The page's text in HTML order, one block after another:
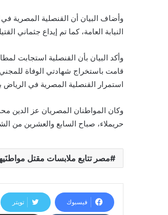
وأضاف البيان أن القنصلية المصرية في
النيابة العامة، كما تم إيداع جثماني
وأكد البيان بأن القنصلية استجابت
قامت باستخراج شهادتي الوفاة
استمرار القنصلية المصرية في الرياض
وكان المواطنان المصريان عز الدين
حريملاء، صباح السابع والعشرين من
مصر تتابع ملابسات مقتل
فيسبوك تويتر